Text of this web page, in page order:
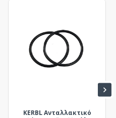
KERBL Ανταλλακτικό